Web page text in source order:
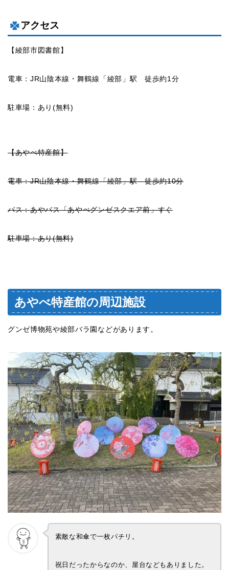
アクセス
【綾部市図書館】
電車：JR山陰本線・舞鶴線「綾部」駅 徒歩約1分
駐車場：あり(無料)
【あやべ特産館】
電車：JR山陰本線・舞鶴線「綾部」駅 徒歩約10分
バス：あやバス「あやべグンゼスクエア前」すぐ
駐車場：あり(無料)
あやべ特産館の周辺施設
グンゼ博物苑や綾部バラ園などがあります。
素敵な和傘で一枚パチリ。
祝日だったからなのか、屋台などもありました。